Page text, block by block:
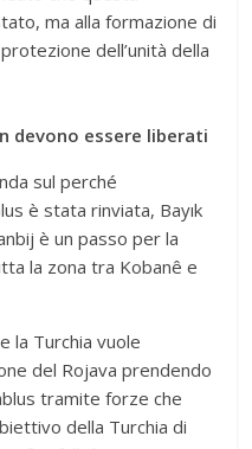
ma alla formazione di
dell’unità della
devono essere liberati
sul perché
è stata rinviata, Bayık
è un passo per la
la zona tra Kobanê e
la Turchia vuole
del Rojava prendendo
tramite forze che
della Turchia di